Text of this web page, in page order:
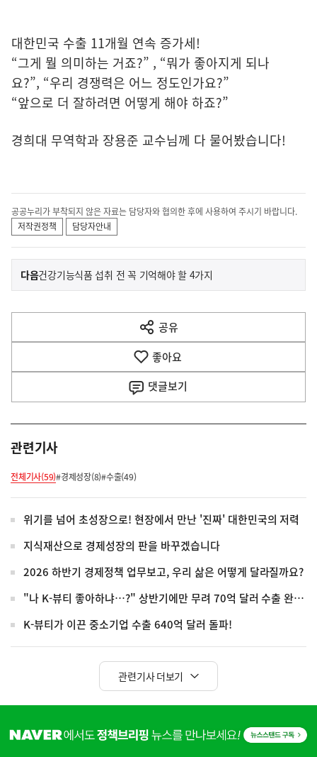
대한민국 수출 11개월 연속 증가세!
“그게 뭘 의미하는 거죠?” , “뭐가 좋아지게 되나
요?”, “우리 경쟁력은 어느 정도인가요?”
“앞으로 더 잘하려면 어떻게 해야 하죠?”
경희대 무역학과 장용준 교수님께 다 물어봤습니다!
공공누리가 부착되지 않은 자료는 담당자와 협의한 후에 사용하여 주시기 바랍니다.
저작권정책
담당자안내
이
전
다
음
다음기
사
건강기능식품 섭취 전 꼭 기억해야 할 4가지
공유
열
기
좋아요
댓글보기
관련기사
전체기사(59)#경제성장(8)#수출(49)
위기를 넘어 초성장으로! 현장에서 만난 '진짜' 대한민국의 저력
지식재산으로 경제성장의 판을 바꾸겠습니다
2026 하반기 경제정책 업무보고, 우리 삶은 어떻게 달라질까요?
"나 K-뷰티 좋아하냐…?" 상반기에만 무려 70억 달러 수출 완료!
K-뷰티가 이끈 중소기업 수출 640억 달러 돌파!
관련기사 더보기
단